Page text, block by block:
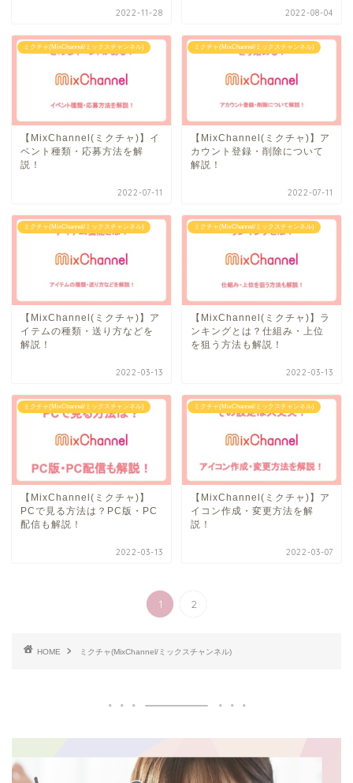
2022-11-28 2022-08-04
ミクチャ(MixChannel/ミックスチャンネル)
【MixChannel(ミクチャ)】イ
ベント種類・応募方法を解
説！
2022-07-11
ミクチャ(MixChannel/ミックスチャンネル)
【MixChannel(ミクチャ)】ア
カウント登録・削除について
解説！
2022-07-11
ミクチャ(MixChannel/ミックスチャンネル)
【MixChannel(ミクチャ)】ア
イテムの種類・送り方などを
解説！
2022-03-13
ミクチャ(MixChannel/ミックスチャンネル)
【MixChannel(ミクチャ)】ラ
ンキングとは？仕組み・上位
を狙う方法も解説！
2022-03-13
ミクチャ(MixChannel/ミックスチャンネル)
【MixChannel(ミクチャ)】
PCで見る方法は？PC版・PC
配信も解説！
2022-03-13
ミクチャ(MixChannel/ミックスチャンネル)
【MixChannel(ミクチャ)】ア
イコン作成・変更方法を解
説！
2022-03-07
1 2
HOME ミクチャ(MixChannel/ミックスチャンネル)